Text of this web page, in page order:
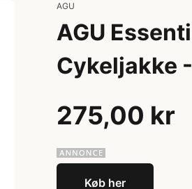
AGU
AGU
Cykeljakke
275,00 kr
Køb her